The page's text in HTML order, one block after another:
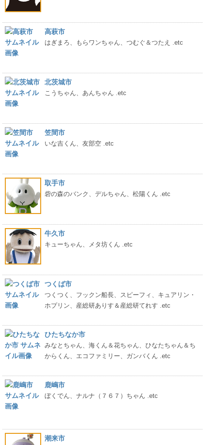
高萩市
はぎまろ、もらワンちゃん、つむぐ＆つたえ .etc
北茨城市
こうちゃん、あんちゃん .etc
笠間市
いな吉くん、友部空 .etc
取手市
砦の森のバンク、デルちゃん、松陽くん .etc
牛久市
キューちゃん、メタ坊くん .etc
つくば市
つくつく、フックン船長、スピーフィ、キュアリン・
ホプリン、産総研ありす＆産総研てれす .etc
ひたちなか市
みなとちゃん、海くん＆花ちゃん、ひなたちゃん＆ち
からくん、エコファミリー、ガンバくん .etc
鹿嶋市
ぼくでん、ナルナ（７６７）ちゃん .etc
潮来市